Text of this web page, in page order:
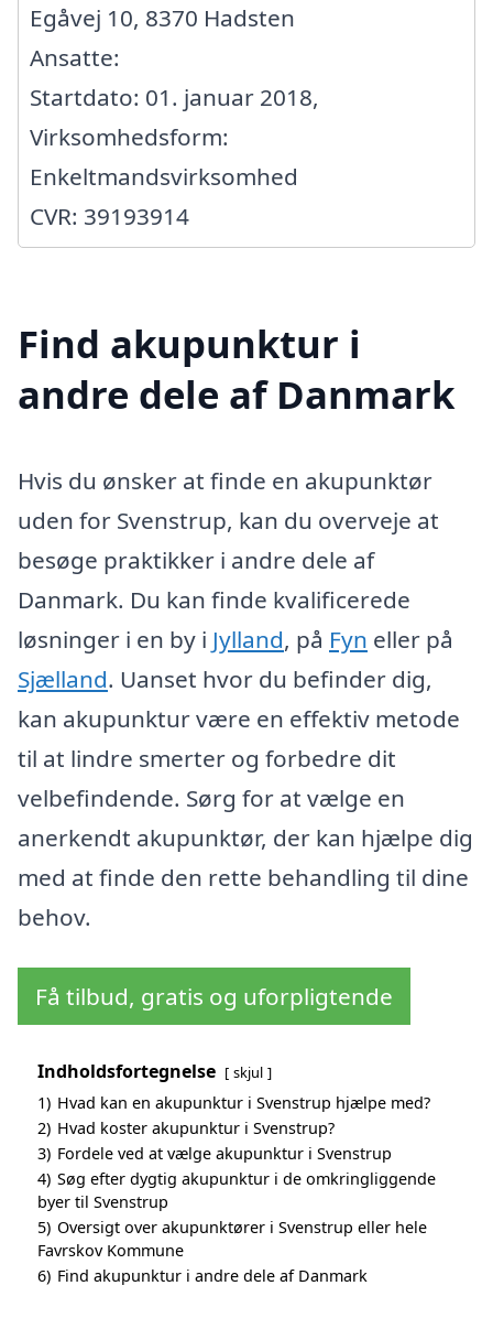
Egåvej 10, 8370 Hadsten
Ansatte:
Startdato: 01. januar 2018,
Virksomhedsform:
Enkeltmandsvirksomhed
CVR: 39193914
Find akupunktur i
andre dele af Danmark
Hvis du ønsker at finde en akupunktør
uden for Svenstrup, kan du overveje at
besøge praktikker i andre dele af
Danmark. Du kan finde kvalificerede
løsninger i en by i Jylland, på Fyn eller på
Sjælland. Uanset hvor du befinder dig,
kan akupunktur være en effektiv metode
til at lindre smerter og forbedre dit
velbefindende. Sørg for at vælge en
anerkendt akupunktør, der kan hjælpe dig
med at finde den rette behandling til dine
behov.
Få tilbud, gratis og uforpligtende
Indholdsfortegnelse skjul
1) Hvad kan en akupunktur i Svenstrup hjælpe med?
2) Hvad koster akupunktur i Svenstrup?
3) Fordele ved at vælge akupunktur i Svenstrup
4) Søg efter dygtig akupunktur i de omkringliggende
byer til Svenstrup
5) Oversigt over akupunktører i Svenstrup eller hele
Favrskov Kommune
6) Find akupunktur i andre dele af Danmark